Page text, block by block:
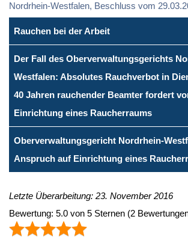
Nord­rhein-West­fa­len, Be­schluss vom
Rauchen bei der Arbeit
Der Fall des Oberverwaltungsgerichts
Westfalen: Absolutes Rauchverbot in
40 Jahren rauchender Beamter fordert
Einrichtung eines Raucherraums
Oberverwaltungsgericht Nordrhein-
Anspruch auf Einrichtung eines
Letzte Überarbeitung: 23. November 2016
Bewertung: 5.0 von 5 Sternen (2